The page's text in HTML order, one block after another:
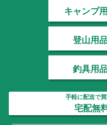
キャンプ
登山用
釣具用
手軽に配送で
宅配無